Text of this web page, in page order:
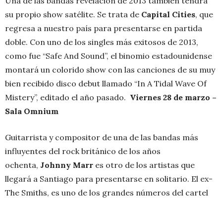
su propio show satélite. Se trata de Capital Cities, que
regresa a nuestro país para presentarse en partida
doble. Con uno de los singles más exitosos de 2013,
como fue “Safe And Sound”, el binomio estadounidense
montará un colorido show con las canciones de su muy
bien recibido disco debut llamado “In A Tidal Wave Of
Mistery”, editado el año pasado. Viernes 28 de marzo –
Sala Omnium
Guitarrista y compositor de una de las bandas más
influyentes del rock británico de los años
ochenta, Johnny Marr es otro de los artistas que
llegará a Santiago para presentarse en solitario. El ex-
The Smiths, es uno de los grandes números del cartel